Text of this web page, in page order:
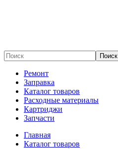
Поиск
Ремонт
Заправка
Каталог товаров
Расходные материалы
Картриджи
Запчасти
Главная
Каталог товаров